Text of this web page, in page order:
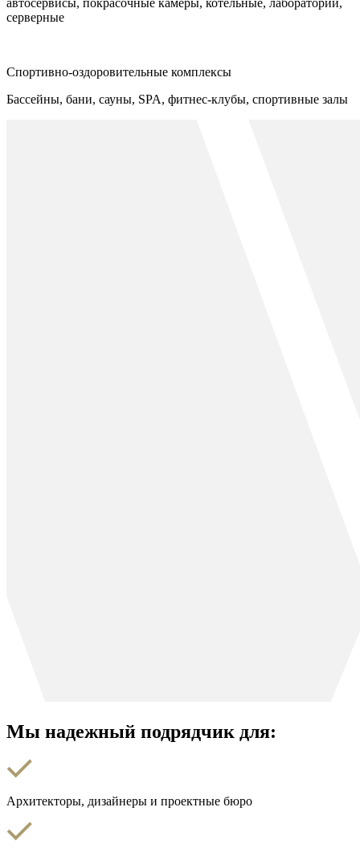
автосервисы, покрасочные камеры, котельные, лаборатории,
серверные
Спортивно-оздоровительные комплексы
Бассейны, бани, сауны, SPA, фитнес-клубы, спортивные залы
Мы надежный подрядчик для:
Архитекторы, дизайнеры и проектные бюро